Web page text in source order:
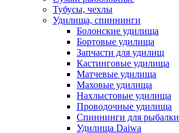
Тубусы, чехлы
Удилища, спиннинги
Болонские удилища
Бортовые удилища
Запчасти для удилищ
Кастинговые удилища
Матчевые удилища
Маховые удилища
Нахлыстовые удилища
Проводочные удилища
Спиннинги для рыбалки
Удилища Daiwa